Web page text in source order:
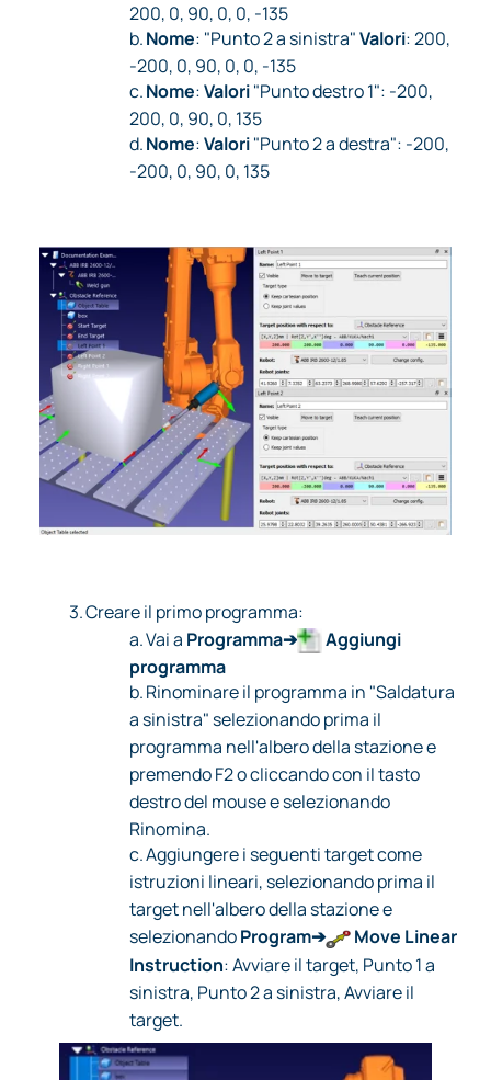
200, 0, 90, 0, 0, -135
b.Nome: "Punto 2 a sinistra"Valori: 200,
-200, 0, 90, 0, 0, -135
c.Nome:Valori"Punto destro 1": -200,
200, 0, 90, 0, 135
d.Nome:Valori"Punto 2 a destra": -200,
-200, 0, 90, 0, 135
3.Creare il primo programma:
a.Vai a Programma➔
Aggiungi
programma
b.Rinominare il programma in "Saldatura
a sinistra" selezionando prima il
programma nell'albero della stazione e
premendo F2 o cliccando con il tasto
destro del mouse e selezionando
Rinomina.
c.Aggiungere i seguenti target come
istruzioni lineari, selezionando prima il
target nell'albero della stazione e
selezionandoProgram➔
Move Linear
Instruction: Avviare il target, Punto 1 a
sinistra, Punto 2 a sinistra, Avviare il
target.